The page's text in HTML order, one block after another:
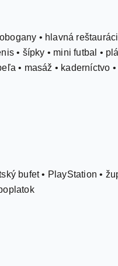
• hlavná
• šípky • mini futbal •
• masáž • kaderníctvo
bufet • PlayStation •